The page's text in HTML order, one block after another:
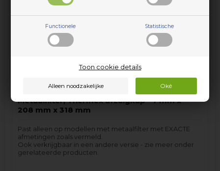
Functionele Statistische
Toon cookie details
*Lees hier)
Metaalfilter, Thermex afzuigkap - 7 mm x
208 mm x 318 mm
Past alleen op modellen met metaalfilter met EXACTE
afmetingen zoals vermeld.
Ook verkrijgbaar in een andere versie - zie meer onder
gerelateerde producten.